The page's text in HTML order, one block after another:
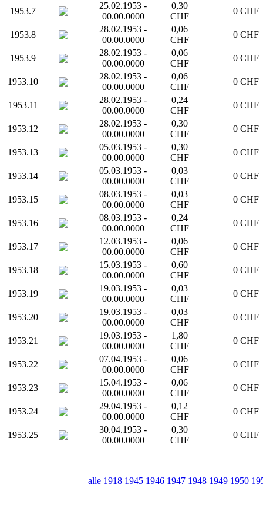
1953.7
25.02.1953 -
00.00.0000
0,30
CHF
0 CHF
1953.8
28.02.1953 -
00.00.0000
0,06
CHF
0 CHF
1953.9
28.02.1953 -
00.00.0000
0,06
CHF
0 CHF
1953.10
28.02.1953 -
00.00.0000
0,06
CHF
0 CHF
1953.11
28.02.1953 -
00.00.0000
0,24
CHF
0 CHF
1953.12
28.02.1953 -
00.00.0000
0,30
CHF
0 CHF
1953.13
05.03.1953 -
00.00.0000
0,30
CHF
0 CHF
1953.14
05.03.1953 -
00.00.0000
0,03
CHF
0 CHF
1953.15
08.03.1953 -
00.00.0000
0,03
CHF
0 CHF
1953.16
08.03.1953 -
00.00.0000
0,24
CHF
0 CHF
1953.17
12.03.1953 -
00.00.0000
0,06
CHF
0 CHF
1953.18
15.03.1953 -
00.00.0000
0,60
CHF
0 CHF
1953.19
19.03.1953 -
00.00.0000
0,03
CHF
0 CHF
1953.20
19.03.1953 -
00.00.0000
0,03
CHF
0 CHF
1953.21
19.03.1953 -
00.00.0000
1,80
CHF
0 CHF
1953.22
07.04.1953 -
00.00.0000
0,06
CHF
0 CHF
1953.23
15.04.1953 -
00.00.0000
0,06
CHF
0 CHF
1953.24
29.04.1953 -
00.00.0000
0,12
CHF
0 CHF
1953.25
30.04.1953 -
00.00.0000
0,30
CHF
0 CHF
alle 1918 1945 1946 1947 1948 1949 1950